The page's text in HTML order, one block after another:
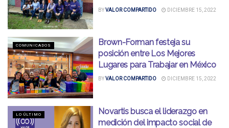
BYVALOR COMPARTIDO DICIEMBRE 15, 2022
COMUNICADOS
Brown-Forman festeja su
posición entre Los Mejores
Lugares para Trabajar en México
BYVALOR COMPARTIDO DICIEMBRE 15, 2022
LO ÚLTIMO
Novartis busca el liderazgo en
medición del impacto social de